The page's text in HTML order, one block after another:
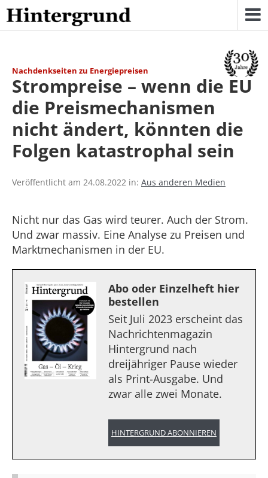
Skip
to
content
Nachdenkseiten zu Energiepreisen
Strompreise – wenn die EU
die Preismechanismen
nicht ändert, könnten die
Folgen katastrophal sein
Veröffentlicht am 24.08.2022 in: Aus anderen Medien
Nicht nur das Gas wird teurer. Auch der Strom.
Und zwar massiv. Eine Analyse zu Preisen und
Marktmechanismen in der EU.
Abo oder Einzelheft hier
bestellen
Seit Juli 2023 erscheint das
Nachrichtenmagazin
Hintergrund nach
dreijähriger Pause wieder
als Print-Ausgabe. Und
zwar alle zwei Monate.
HINTERGRUND ABONNIEREN